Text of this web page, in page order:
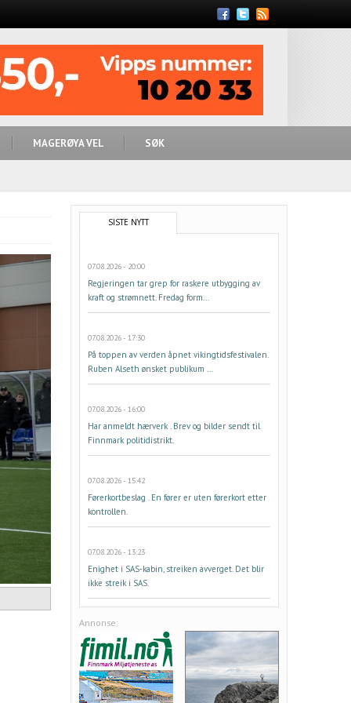
Feed
MAGERØYA VEL SØK
SISTE NYTT
07.08.2026 - 20:00
Regjeringen tar grep for raskere utbygging av
kraft og strømnett. Fredag form...
07.08.2026 - 17:30
På toppen av verden åpnet vikingtidsfestivalen.
Ruben Alseth ønsket publikum ...
07.08.2026 - 16:00
Har anmeldt hærverk . Brev og bilder sendt til
Finnmark politidistrikt.
07.08.2026 - 15:42
Førerkortbeslag . En fører er uten førerkort etter
kontrollen.
07.08.2026 - 13:23
Enighet i SAS-kabin, streiken avverget. Det blir
ikke streik i SAS.
Annonse: